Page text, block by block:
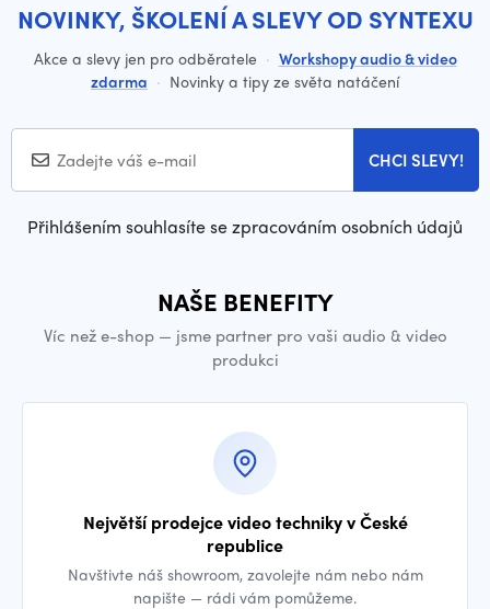
NOVINKY, ŠKOLENÍ A SLEVY OD SYNTEXU
Akce a slevy jen pro odběratele · Workshopy audio & video
zdarma · Novinky a tipy ze světa natáčení
CHCI SLEVY!
Přihlášením souhlasíte se zpracováním osobních údajů
NAŠE BENEFITY
Víc než e-shop — jsme partner pro vaši audio & video
produkci
Největší prodejce video techniky v České
republice
Navštivte náš showroom, zavolejte nám nebo nám
napište — rádi vám pomůžeme.